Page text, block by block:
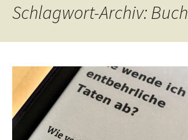
Schlagwort-Archiv: Buch